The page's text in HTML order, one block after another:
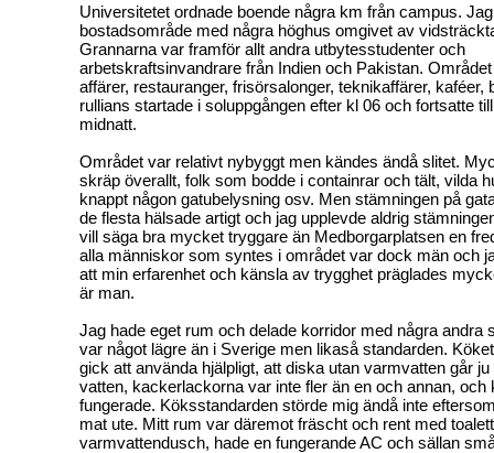
Universitetet ordnade boende några km från campus.
bostadsområde med några höghus omgivet av
Grannarna var framför allt andra utbytesstudenter och
arbetskraftsinvandrare från Indien och Pakistan.
affärer, restauranger, frisörsalonger, teknikaffärer, kaféer,
rullians startade i soluppgången efter kl 06 och fortsatte
midnatt.
Området var relativt nybyggt men kändes ändå slitet.
skräp överallt, folk som bodde i containrar och tält, vilda
knappt någon gatubelysning osv. Men stämningen på
de flesta hälsade artigt och jag upplevde aldrig
vill säga bra mycket tryggare än Medborgarplatsen en
alla människor som syntes i området var dock män och
att min erfarenhet och känsla av trygghet präglades
är man.
Jag hade eget rum och delade korridor med några andra
var något lägre än i Sverige men likaså standarden.
gick att använda hjälpligt, att diska utan varmvatten går
vatten, kackerlackorna var inte fler än en och annan, och
fungerade. Köksstandarden störde mig ändå inte
mat ute. Mitt rum var däremot fräscht och rent med
varmvattendusch, hade en fungerande AC och sällan